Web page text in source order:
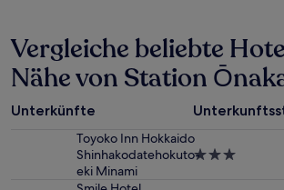
den
letzten
24 Stunden
für
einen
1 Übernachtung
Vergleiche beliebte
Nähe von Station
Unterkünfte
Toyoko Inn Hokkaido
Shinhakodatehokuto-
eki Minami
3.0-